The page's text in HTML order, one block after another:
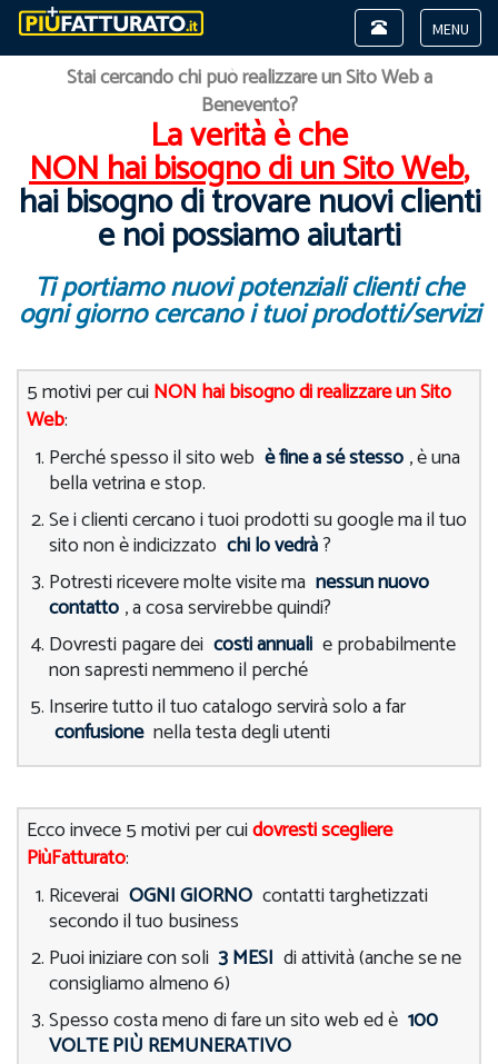
Toggle
Toggle
navigation
Stai cercando chi può realizzare un Sito Web a
Benevento?
La verità è che
NON hai bisogno di un Sito Web,
hai bisogno di trovare nuovi clienti
e noi possiamo aiutarti
Ti portiamo nuovi potenziali clienti che
ogni giorno cercano i tuoi prodotti/servizi
5 motivi per cuiNON hai bisogno di realizzare un Sito
Web:
Perché spesso il sito web è fine a sé stesso , è una
bella vetrina e stop.
Se i clienti cercano i tuoi prodotti su google ma il tuo
sito non è indicizzato chi lo vedrà?
Potresti ricevere molte visite ma nessun nuovo
contatto , a cosa servirebbe quindi?
Dovresti pagare dei costi annuali e probabilmente
non sapresti nemmeno il perché
Inserire tutto il tuo catalogo servirà solo a far
confusione nella testa degli utenti
Ecco invece 5 motivi per cuidovresti scegliere
PiùFatturato:
Riceverai OGNI GIORNO contatti targhetizzati
secondo il tuo business
Puoi iniziare con soli 3 MESI di attività (anche se ne
consigliamo almeno 6)
Spesso costa meno di fare un sito web ed è 100
VOLTE PIÙ REMUNERATIVO